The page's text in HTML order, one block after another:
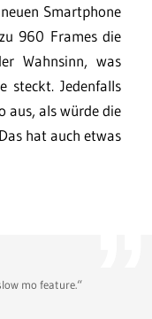
Smartphone
960 Frames die
Wahnsinn, was
steckt. Jedenfalls
aus, als würde die
hat auch etwas
mo feature.“